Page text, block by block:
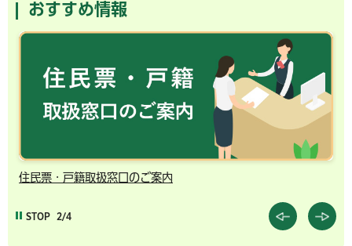
おすすめ情報
住民票・戸籍取扱窓口のご案内
STOP 2/4